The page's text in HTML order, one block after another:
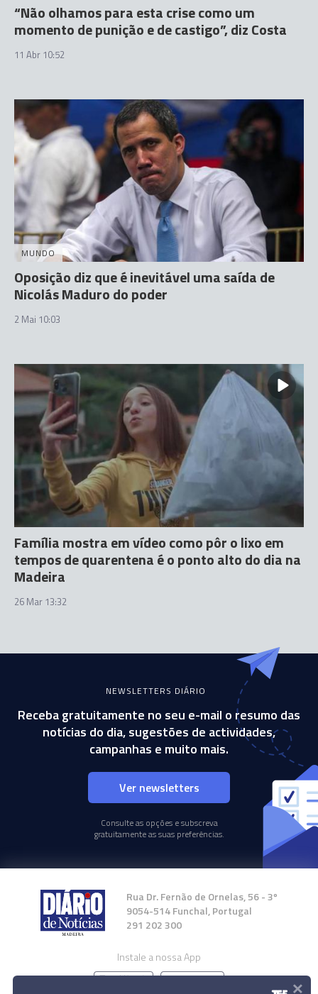
“Não olhamos para esta crise como um
momento de punição e de castigo”, diz Costa
11 Abr 10:52
MUNDO
Oposição diz que é inevitável uma saída de
Nicolás Maduro do poder
2 Mai 10:03
Família mostra em vídeo como pôr o lixo em
tempos de quarentena é o ponto alto do dia na
Madeira
26 Mar 13:32
NEWSLETTERS DIÁRIO
Receba gratuitamente no seu e-mail o resumo das
notícias do dia, sugestões de actividades,
campanhas e muito mais.
Ver newsletters
Consulte as opções e subscreva
gratuitamente as suas preferências.
Rua Dr. Fernão de Ornelas, 56 - 3º
9054-514 Funchal, Portugal
291 202 300
Instale a nossa App
×